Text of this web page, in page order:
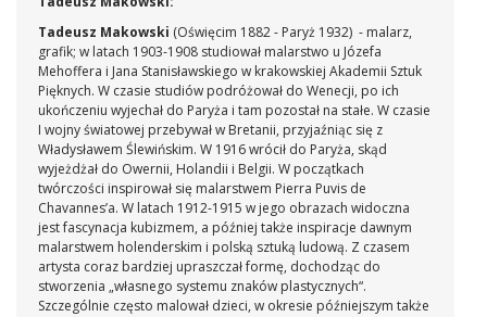
Tadeusz Makowski (Oświęcim 1882 - Paryż 1932) - malarz,
grafik; w latach 1903-1908 studiował malarstwo u Józefa
Mehoffera i Jana Stanisławskiego w krakowskiej Akademii Sztuk
Pięknych. W czasie studiów podróżował do Wenecji, po ich
ukończeniu wyjechał do Paryża i tam pozostał na stałe. W czasie
I wojny światowej przebywał w Bretanii, przyjaźniąc się z
Władysławem Ślewińskim. W 1916 wrócił do Paryża, skąd
wyjeżdżał do Owernii, Holandii i Belgii. W początkach
twórczości inspirował się malarstwem Pierra Puvis de
Chavannes’a. W latach 1912-1915 w jego obrazach widoczna
jest fascynacja kubizmem, a później także inspiracje dawnym
malarstwem holenderskim i polską sztuką ludową. Z czasem
artysta coraz bardziej upraszczał formę, dochodząc do
stworzenia „własnego systemu znaków plastycznych“.
Szczególnie często malował dzieci, w okresie późniejszym także